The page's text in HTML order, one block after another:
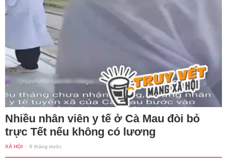
Nhiều nhân viên y tế ở Cà Mau đòi bỏ
trực Tết nếu không có lương
XÃ HỘI - 6 tháng trước